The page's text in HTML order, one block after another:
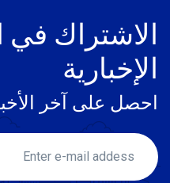
الاشتراك في
الإخبارية
احصل على آخر